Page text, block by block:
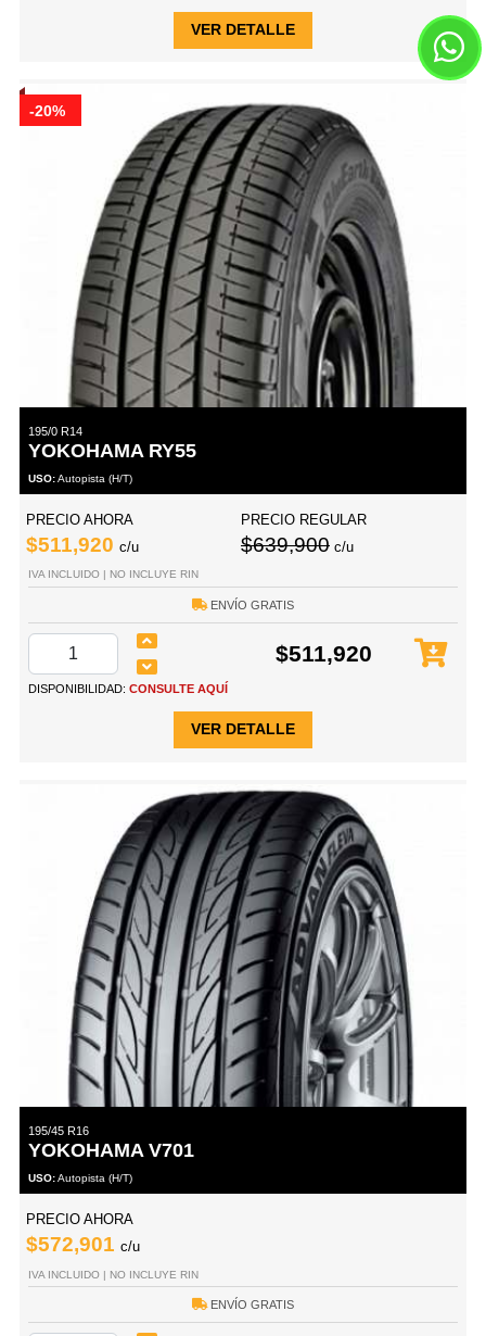
VER DETALLE
-20%
195/0 R14
YOKOHAMA RY55
USO:Autopista (H/T)
PRECIO AHORA
$511,920 c/u
PRECIO REGULAR
$639,900 c/u
IVA INCLUIDO | NO INCLUYE RIN
ENVÍO GRATIS
$511,920
DISPONIBILIDAD: CONSULTE AQUÍ
VER DETALLE
195/45 R16
YOKOHAMA V701
USO:Autopista (H/T)
PRECIO AHORA
$572,901 c/u
IVA INCLUIDO | NO INCLUYE RIN
ENVÍO GRATIS